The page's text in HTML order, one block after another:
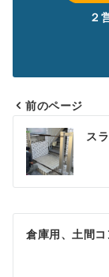
２
投
稿
ナ
ビ
ゲ
前のページ
ス
倉庫用、土間